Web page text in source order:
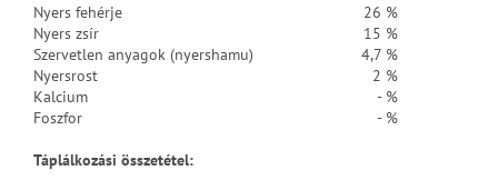
Nyers fehérje
26 %
Nyers zsír
15 %
Szervetlen anyagok (nyershamu)
4,7 %
Nyersrost
2 %
Kalcium
- %
Foszfor
- %
Táplálkozási összetétel: